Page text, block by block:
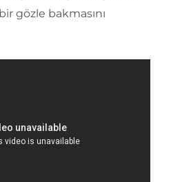
gözle bakmasını